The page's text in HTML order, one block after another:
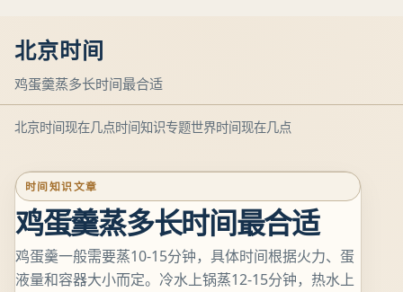
北京时间
鸡蛋羹蒸多长时间最合适
北京时间现在几点时间知识专题世界时间现在几点
时间知识文章
鸡蛋羹蒸多长时间最合适
鸡蛋羹一般需要蒸10-15分钟，具体时间根据火力、蛋
液量和容器大小而定。冷水上锅蒸12-15分钟，热水上